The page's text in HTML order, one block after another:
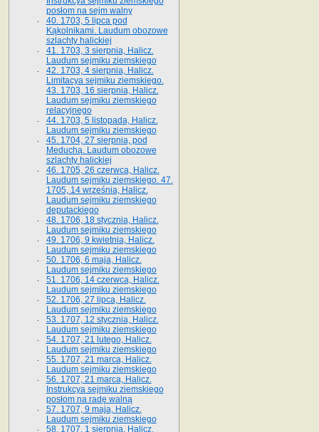
posłom na sejm walny
40. 1703, 5 lipca pod
Kąkolnikami. Laudum obozowe
szlachty halickiej
41­. 1703, 3 sierpnia, Halicz.
Laudum sejmiku ziemskiego
42. 1703, 4 sierpnia, Halicz.
Limitacya sejmiku ziemskiego.
43. 1703, 16 sierpnia, Halicz.
Laudum sejmiku ziemskiego
relacyjnego
44. 1703, 5 listopada, Halicz.
Laudum sejmiku ziemskiego
45. 1704, 27 sierpnia, pod
Meduchą. Laudum obozowe
szlachty halickiej
46. 1705, 26 czerwca, Halicz.
Laudum sejmiku ziemskiego. 47.
1705, 14 września, Halicz.
Laudum sejmiku ziemskiego
deputackiego
48. 1706, 18 stycznia, Halicz.
Laudum sejmiku ziemskiego
49. 1706, 9 kwietnia, Halicz.
Laudum sejmiku ziemskiego
50. 1706, 6 maja, Halicz.
Laudum sejmiku ziemskiego
51. 1706, 14 czerwca, Halicz.
Laudum sejmiku ziemskiego
52. 1706, 27 lipca, Halicz.
Laudum sejmiku ziemskiego
53. 1707, 12 stycznia, Halicz.
Laudum sejmiku ziemskiego
54. 1707, 21 lutego, Halicz.
Laudum sejmiku ziemskiego
55. 1707, 21 marca, Halicz.
Laudum sejmiku ziemskiego
56. 1707, 21 marca, Halicz.
Instrukcya sejmiku ziemskiego
posłom na radę walną
57. 1707, 9 maja, Halicz.
Laudum sejmiku ziemskiego
58. 1707, 1 sierpnia, Halicz.